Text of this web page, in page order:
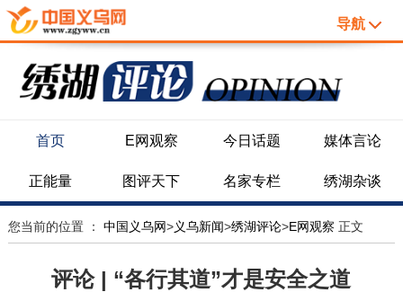
导航
首页 E网观察 今日话题 媒体言论
正能量 图评天下 名家专栏 绣湖杂谈
您当前的位置 ： 中国义乌网>义乌新闻>绣湖评论>E网观察 正文
评论 | “各行其道”才是安全之道